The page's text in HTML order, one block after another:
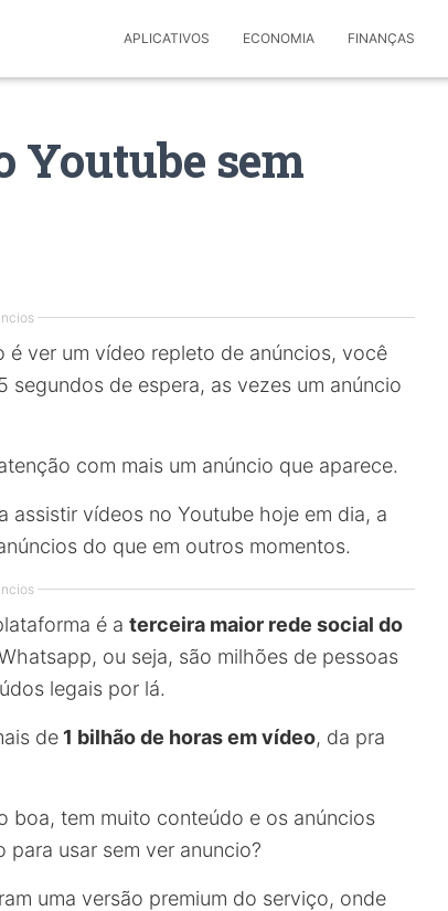
APLICATIVOS ECONOMIA FINANÇAS
Youtube sem
é ver um vídeo repleto de anúncios, você
de espera, as vezes um anúncio
com mais um anúncio que aparece.
assistir vídeos no Youtube hoje em dia, a
do que em outros momentos.
é a terceira maior rede social do
ou seja, são milhões de pessoas
legais por lá.
de 1 bilhão de horas em vídeo, da pra
boa, tem muito conteúdo e os anúncios
usar sem ver anuncio?
uma versão premium do serviço, onde